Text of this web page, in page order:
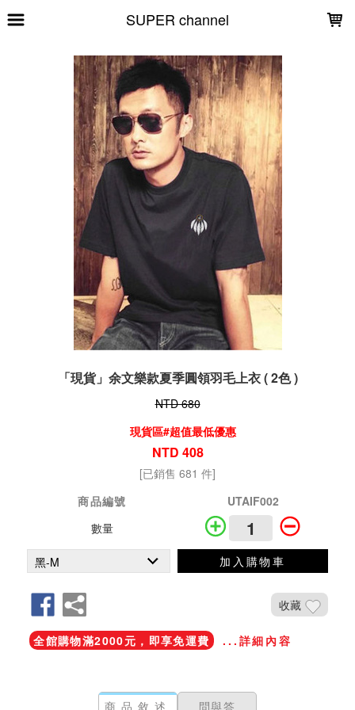
SUPER channel
「現貨」余文樂款夏季圓領羽毛上衣 ( 2色 )
NTD 680
現貨區#超值最低優惠
NTD 408
[已銷售 681 件]
商品編號
UTAIF002
數量
加入購物車
收藏
全館購物滿2000元，即享免運費 ...詳細內容
商品敘述 問與答